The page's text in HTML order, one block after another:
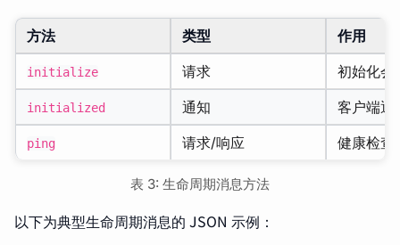
方法 类型 作用
initialize 请求 初始化会
initialized 通知 客户端通
ping 请求/响应 健康检查
表 3: 生命周期消息方法
以下为典型生命周期消息的 JSON 示例：